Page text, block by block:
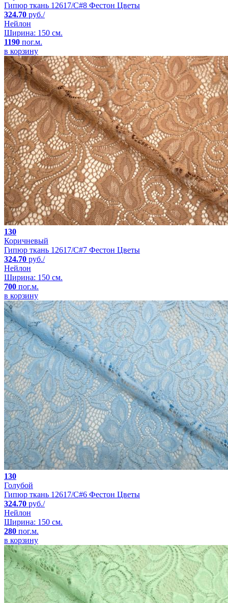
Гипюр ткань 12617/C#8 Фестон Цветы
324.70 руб./
Нейлон
Ширина: 150 см.
1190 пог.м.
в корзину
130
Коричневый
Гипюр ткань 12617/C#7 Фестон Цветы
324.70 руб./
Нейлон
Ширина: 150 см.
700 пог.м.
в корзину
130
Голубой
Гипюр ткань 12617/C#6 Фестон Цветы
324.70 руб./
Нейлон
Ширина: 150 см.
280 пог.м.
в корзину